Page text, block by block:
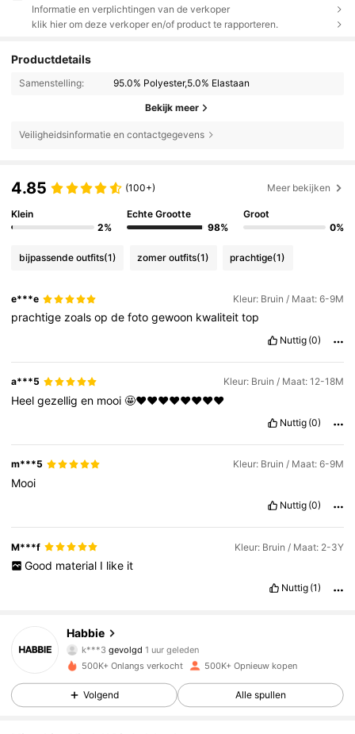
Informatie en verplichtingen van de verkoper
klik hier om deze verkoper en/of product te rapporteren.
Productdetails
Samenstelling: 95.0% Polyester,5.0% Elastaan
Bekijk meer
Veiligheidsinformatie en contactgegevens
4.85 (100+) Meer bekijken
Klein
2%
Echte Grootte
98%
Groot
0%
bijpassende outfits(1) zomer outfits(1) prachtige(1)
e***e Kleur: Bruin / Maat: 6-9M
prachtigezoalsopdefotogewoon kwaliteittop
Nuttig (0)
a***5 Kleur: Bruin / Maat: 12-18M
Heelgezelligen mooi🤩❤️❤️❤️❤️❤️❤️❤️❤️
Nuttig (0)
m***5 Kleur: Bruin / Maat: 6-9M
Mooi
Nuttig (0)
M***f Kleur: Bruin / Maat: 2-3Y
Good material I like it
Nuttig (1)
Habbie
a***ris aan het browsen
4.89
62K Volgers
500K+ Onlangs verkocht 500K+ Opnieuw kopen
Volgend Alle spullen